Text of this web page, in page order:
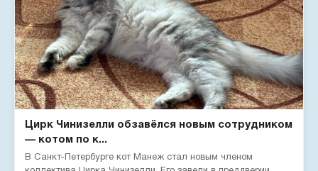
Цирк Чинизелли обзавёлся новым сотрудником
— котом по к...
В Санкт-Петербурге кот Манеж стал новым членом